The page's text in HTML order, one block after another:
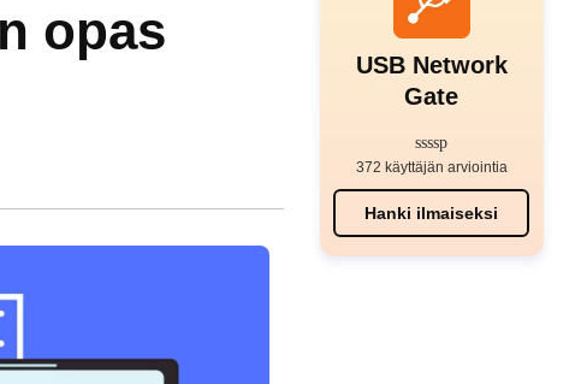
opas
USB Network
Gate
372 käyttäjän arviointia
Hanki ilmaiseksi